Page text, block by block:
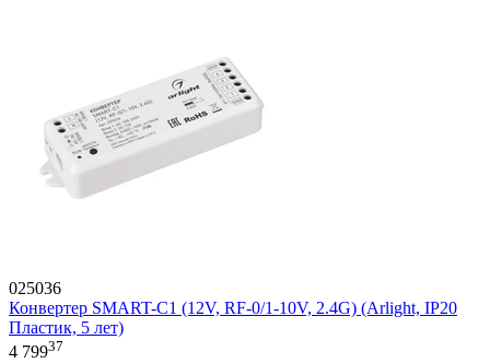
025036
Конвертер SMART-C1 (12V, RF-0/1-10V, 2.4G) (Arlight, IP20
Пластик, 5 лет)
4 79937